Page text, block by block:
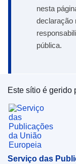
nesta
declaração
pública.
Serviço das
Este sítio é gerido
Serviço das